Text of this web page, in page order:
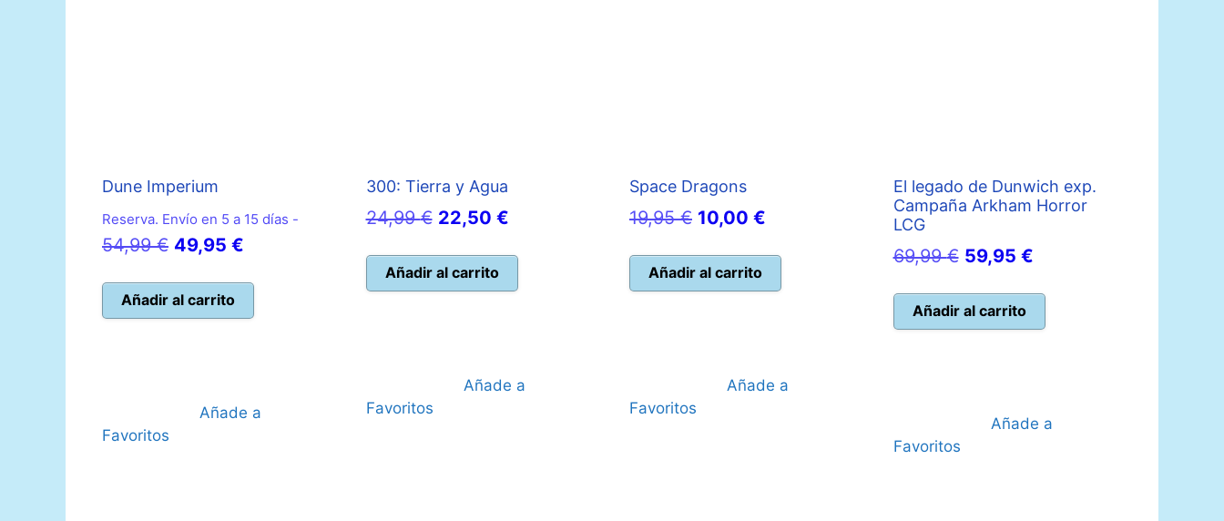
Dune Imperium
Reserva. Envío en 5 a 15 días -
54,99€ El
original
era:
49,95 €
es:
Añadir al carrito
Añade a
Favoritos
300: Tierra y Agua
24,99€ El
original
era:
22,50 €El
es:
Añadir al carrito
Añade a
Favoritos
Space Dragons
19,95€ El
original
era:
10,00 €
es:
Añadir al carrito
Añade a
Favoritos
El legado de Dunwich exp.
Campaña Arkham Horror
LCG
69,99€ El
original
era:
59,95 €El
es:
Añadir al carrito
Añade a
Favoritos